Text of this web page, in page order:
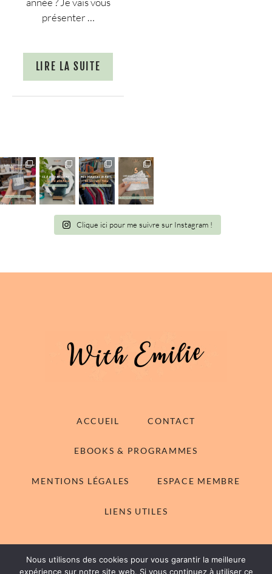
présenter …
LIRE LA SUITE
Clique ici pour me suivre sur Instagram !
ACCUEIL CONTACT
EBOOKS & PROGRAMMES
MENTIONS LÉGALES ESPACE MEMBRE
LIENS UTILES
© 2014-2026 With Emilie - Tous droits réservés
Nous utilisons des cookies pour vous garantir la meilleure
expérience sur notre site web. Si vous continuez à utiliser ce